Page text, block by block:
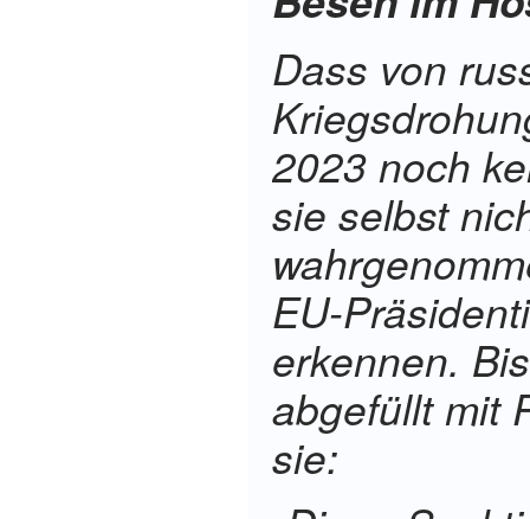
Dass von
2023 noch
sie selbst
EU-
erkennen.
abgefüllt mit
sie: